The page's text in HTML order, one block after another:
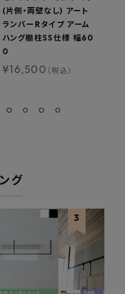
(片側・両壁なし) アート
ランバーRタイプ アーム
ハング棚柱SS仕様 幅60
0
¥16,500 （税込）
グ